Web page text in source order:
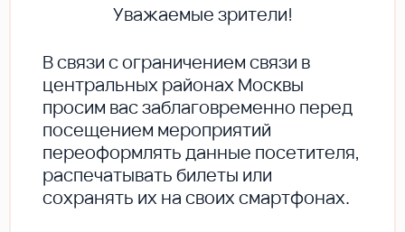
Уважаемые зрители!
В cвязи с ограничением связи в
центральных районах Москвы
просим вас заблаговременно перед
посещением мероприятий
переоформлять данные посетителя,
распечатывать билеты или
сохранять их на своих смартфонах.